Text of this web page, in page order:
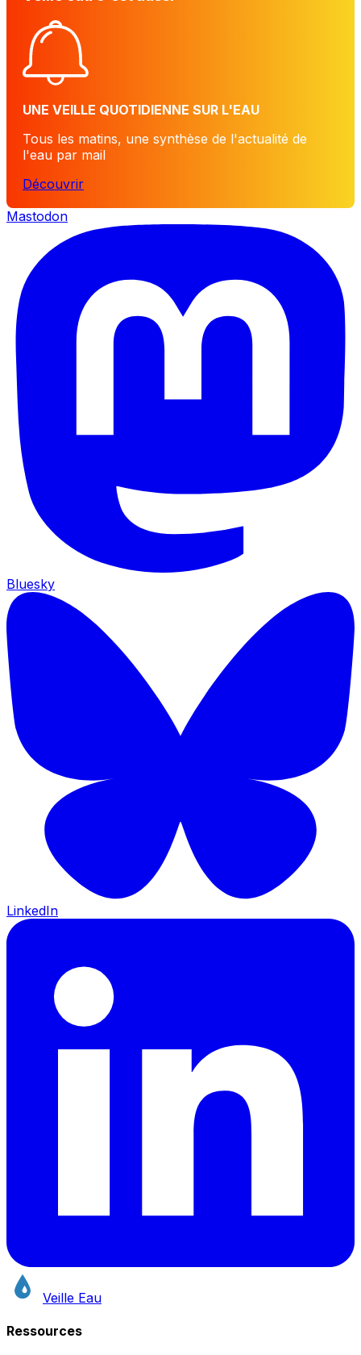
UNE VEILLE QUOTIDIENNE SUR L'EAU
Tous les matins, une synthèse de l'actualité de
l'eau par mail
Découvrir
Mastodon
Bluesky
LinkedIn
Veille Eau
Ressources